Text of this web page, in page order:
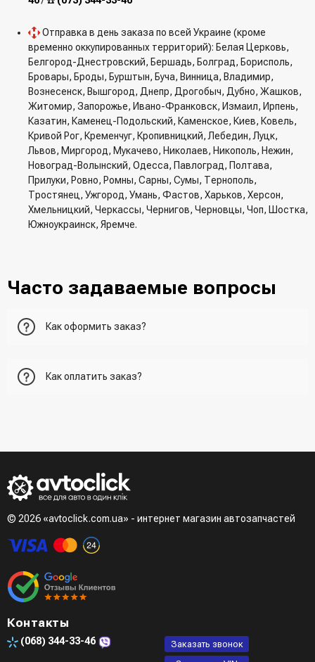
Отправка в день заказа по всей Украине (кроме
временно оккупированных территорий): Белая Церковь,
Белгород-Днестровский, Бершадь, Болград, Борисполь,
Бровары, Броды, Бурштын, Буча, Винница, Владимир,
Вознесенск, Вышгород, Днепр, Дрогобыч, Дубно, Жашков,
Житомир, Запорожье, Ивано-Франковск, Измаил, Ирпень,
Казатин, Каменец-Подольский, Каменское, Киев, Ковель,
Кривой Рог, Кременчуг, Кропивницкий, Лебедин, Луцк,
Львов, Миргород, Мукачево, Николаев, Никополь, Нежин,
Новоград-Волынский, Одесса, Павлоград, Полтава,
Прилуки, Ровно, Ромны, Сарны, Сумы, Тернополь,
Тростянец, Ужгород, Умань, Фастов, Харьков, Херсон,
Хмельницкий, Черкассы, Чернигов, Черновцы, Чоп, Шостка,
Южноукраинск, Яремче.
Часто задаваемые вопросы
Как оформить заказ?
корзину и указать всю необходимую информацию о
наберет менеджер для подтверждения и уточнения данных.
Третий вариант - сделать заказ по телефонном режиме
при разговоре с менеджером
Четвертый вариант - заказать через доступные
мессенджеры (viber, telegram)
Как оплатить заказ?
- LiqPay при оформлении заказа через корзину
© 2026 «avtoclick.com.ua» - интернет магазин автозапчастей
Контакты
(068) 344-33-46
Заказать звонок